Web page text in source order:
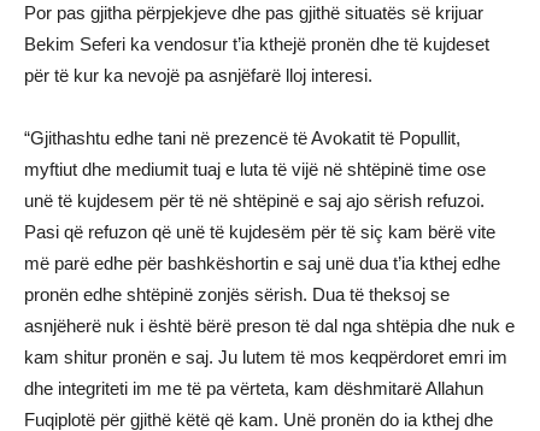
Por pas gjitha përpjekjeve dhe pas gjithë situatës së krijuar
Bekim Seferi ka vendosur t’ia kthejë pronën dhe të kujdeset
për të kur ka nevojë pa asnjëfarë lloj interesi.
“Gjithashtu edhe tani në prezencë të Avokatit të Popullit,
myftiut dhe mediumit tuaj e luta të vijë në shtëpinë time ose
unë të kujdesem për të në shtëpinë e saj ajo sërish refuzoi.
Pasi që refuzon që unë të kujdesëm për të siç kam bërë vite
më parë edhe për bashkëshortin e saj unë dua t’ia kthej edhe
pronën edhe shtëpinë zonjës sërish. Dua të theksoj se
asnjëherë nuk i është bërë preson të dal nga shtëpia dhe nuk e
kam shitur pronën e saj. Ju lutem të mos keqpërdoret emri im
dhe integriteti im me të pa vërteta, kam dëshmitarë Allahun
Fuqiplotë për gjithë këtë që kam. Unë pronën do ia kthej dhe